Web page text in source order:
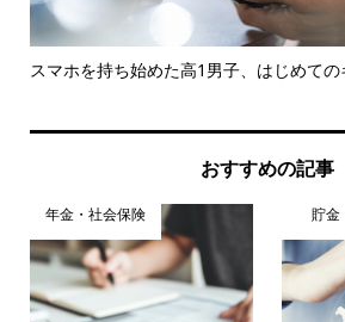
スマホを持ち始めた高1男子、はじめての
おすすめの記事
年金・社会保険 貯金